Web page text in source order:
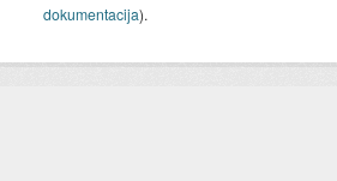
dokumentacija).